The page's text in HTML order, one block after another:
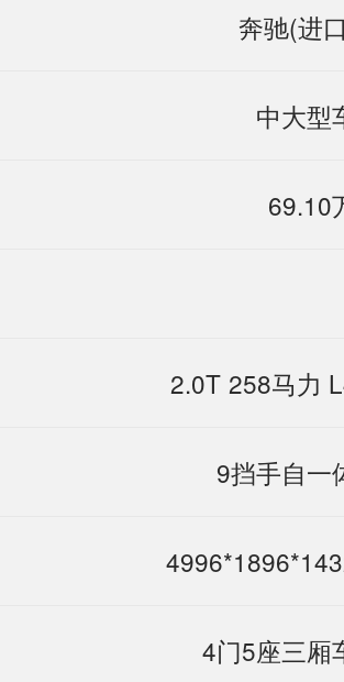
奔驰(进
中大型
69.10
2.0T 258马力
9挡手自一
4门5座三厢